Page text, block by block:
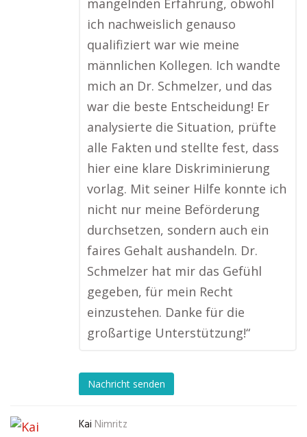
mangelnden Erfahrung, obwohl
ich nachweislich genauso
qualifiziert war wie meine
männlichen Kollegen. Ich wandte
mich an Dr. Schmelzer, und das
war die beste Entscheidung! Er
analysierte die Situation, prüfte
alle Fakten und stellte fest, dass
hier eine klare Diskriminierung
vorlag. Mit seiner Hilfe konnte ich
nicht nur meine Beförderung
durchsetzen, sondern auch ein
faires Gehalt aushandeln. Dr.
Schmelzer hat mir das Gefühl
gegeben, für mein Recht
einzustehen. Danke für die
großartige Unterstützung!“
Nachricht senden
Kai Nimritz